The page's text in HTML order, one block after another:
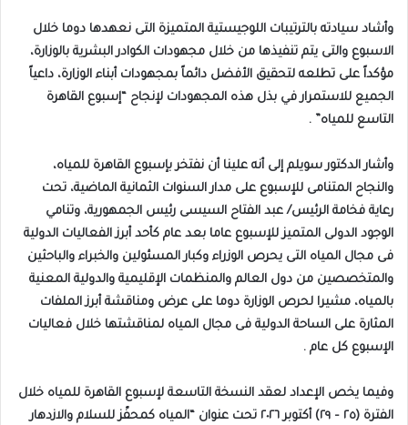
وأشاد سيادته بالترتيبات اللوجيستية المتميزة التى نعهدها دوما خلال
الاسبوع والتى يتم تنفيذها من خلال مجهودات الكوادر البشرية بالوزارة،
مؤكداً على تطلعه لتحقيق الأفضل دائماً بمجهودات أبناء الوزارة، داعياً
الجميع للاستمرار في بذل هذه المجهودات لإنجاح “إسبوع القاهرة
التاسع للمياه” .
وأشار الدكتور سويلم إلى أنه علينا أن نفتخر بإسبوع القاهرة للمياه،
والنجاح المتنامى للإسبوع على مدار السنوات الثمانية الماضية، تحت
رعاية فخامة الرئيس/ عبد الفتاح السيسى رئيس الجمهورية، وتنامي
الوجود الدولى المتميز للإسبوع عاما بعد عام كأحد أبرز الفعاليات الدولية
فى مجال المياه التى يحرص الوزراء وكبار المسئولين والخبراء والباحثين
والمتخصصين من دول العالم والمنظمات الإقليمية والدولية المعنية
بالمياه، مشيرا لحرص الوزارة دوما على عرض ومناقشة أبرز الملفات
المثارة على الساحة الدولية فى مجال المياه لمناقشتها خلال فعاليات
الإسبوع كل عام .
وفيما يخص الإعداد لعقد النسخة التاسعة لإسبوع القاهرة للمياه خلال
الفترة (٢٥ – ٢٩) أكتوبر ٢٠٢٦ تحت عنوان “المياه كمحفّز للسلام والازدهار